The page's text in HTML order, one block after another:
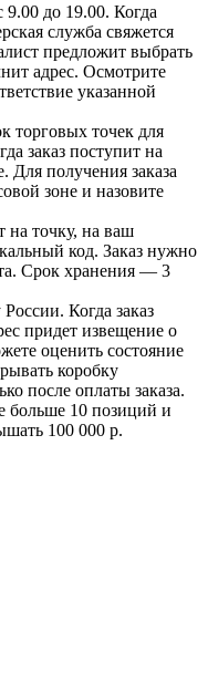
9.00 до 19.00. Когда
служба свяжется
предложит выбрать
адрес. Осмотрите
указанной
торговых точек для
заказ поступит на
Для получения заказа
зоне и назовите
на точку, на ваш
код. Заказ нужно
Срок хранения — 3
Когда заказ
придет извещение о
оценить состояние
коробку
после оплаты заказа.
больше 10 позиций и
100 000 р.